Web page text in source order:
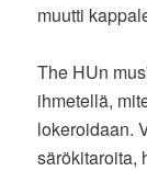
muutti
The HUn
ihmetellä,
lokeroidaan.
särökitaroita,